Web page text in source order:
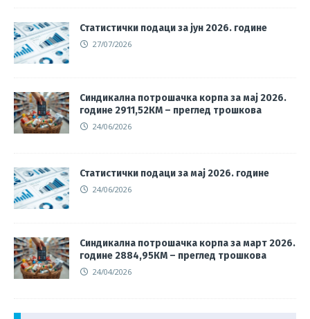
Статистички подаци за јун 2026. године
27/07/2026
Синдикална потрошачка корпа за мај 2026.
године 2911,52КМ – преглед трошкова
24/06/2026
Статистички подаци за мај 2026. године
24/06/2026
Синдикална потрошачка корпа за март 2026.
године 2884,95КМ – преглед трошкова
24/04/2026